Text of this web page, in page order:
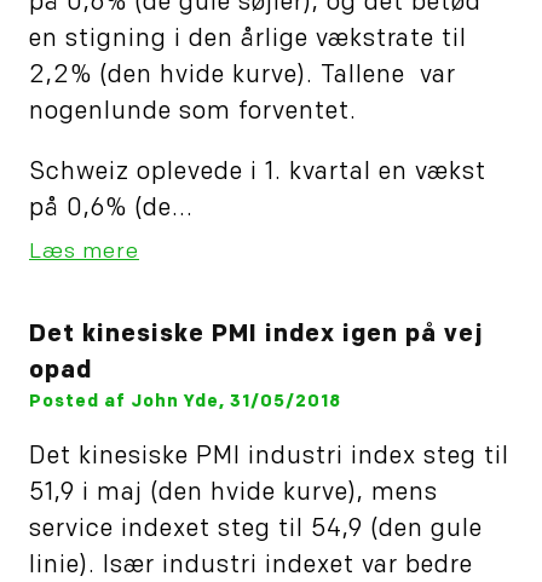
en stigning i den årlige vækstrate til
2,2% (den hvide kurve). Tallene var
nogenlunde som forventet.
Schweiz oplevede i 1. kvartal en vækst
på 0,6% (de...
Læs mere
Det kinesiske PMI index igen på vej
opad
Posted af John Yde, 31/05/2018
Det kinesiske PMI industri index steg til
51,9 i maj (den hvide kurve), mens
service indexet steg til 54,9 (den gule
linie). Især industri indexet var bedre